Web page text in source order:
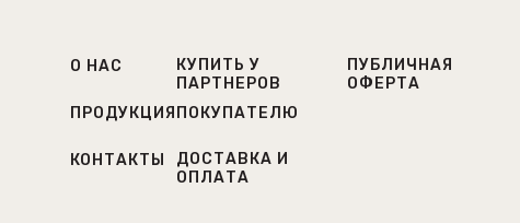
О НАС
ПРОДУКЦИЯ
КОНТАКТЫ
КУПИТЬ У
ПАРТНЕРОВ
ПОКУПАТЕЛЮ
ДОСТАВКА И
ОПЛАТА
ПУБЛИЧНАЯ
ОФЕРТА